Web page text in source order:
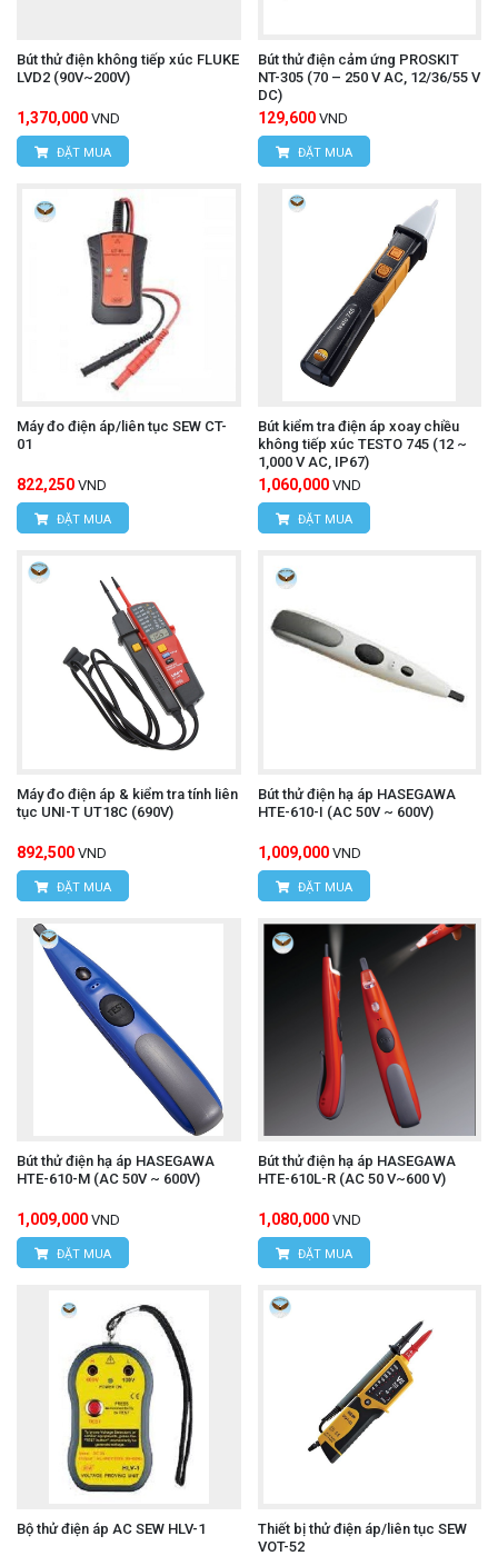
Bút thử điện không tiếp xúc FLUKE
LVD2 (90V~200V)
1,370,000 VND
ĐẶT MUA
Bút thử điện cảm ứng PROSKIT
NT-305 (70 – 250 V AC, 12/36/55 V
DC)
129,600 VND
ĐẶT MUA
Máy đo điện áp/liên tục SEW CT-
01
822,250 VND
ĐẶT MUA
Bút kiểm tra điện áp xoay chiều
không tiếp xúc TESTO 745 (12 ~
1,000 V AC, IP67)
1,060,000 VND
ĐẶT MUA
Máy đo điện áp & kiểm tra tính liên
tục UNI-T UT18C (690V)
892,500 VND
ĐẶT MUA
Bút thử điện hạ áp HASEGAWA
HTE-610-I (AC 50V ~ 600V)
1,009,000 VND
ĐẶT MUA
Bút thử điện hạ áp HASEGAWA
HTE-610-M (AC 50V ~ 600V)
1,009,000 VND
ĐẶT MUA
Bút thử điện hạ áp HASEGAWA
HTE-610L-R (AC 50 V~600 V)
1,080,000 VND
ĐẶT MUA
Bộ thử điện áp AC SEW HLV-1
Thiết bị thử điện áp/liên tục SEW
VOT-52